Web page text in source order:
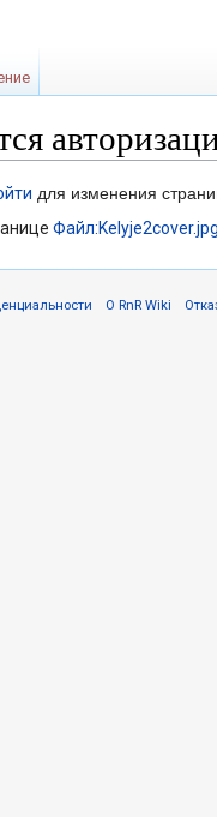
для изменения
О RnR Wiki